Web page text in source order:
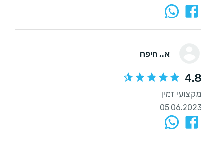
א., חיפה
4.8
מקצועי זמין
05.06.2023